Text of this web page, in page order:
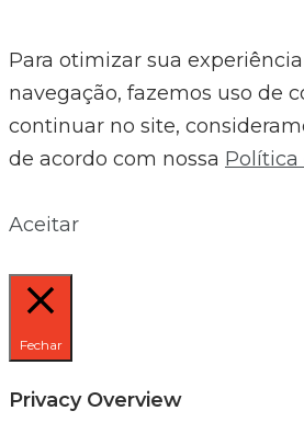
Para otimizar sua
navegação, fazemos uso de
continuar no site,
de acordo com nossa Política
Aceitar
Fechar
Privacy Overview